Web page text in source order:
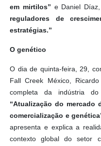
em mirtilos” e Daniel
reguladores de
estratégias.”
O genético
O dia de quinta-feira, 29,
Fall Creek México,
completa da indústria
“Atualização do mercado
comercialização e
apresenta e explica a
contexto global do setor